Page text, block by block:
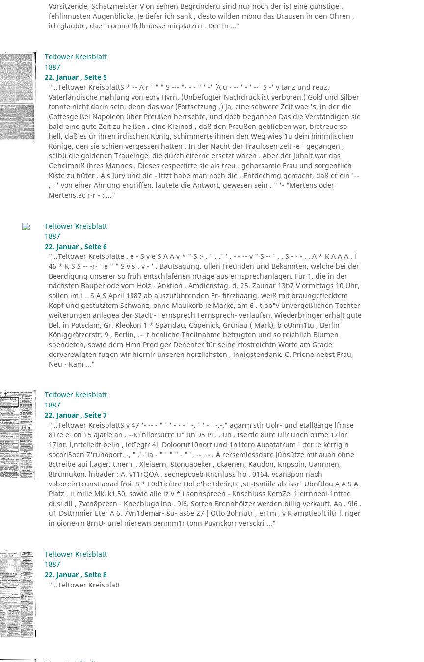
Vorsitzende, Schatzmeister V on seinen Begründeru sind nur noch der ist eine günstige .
fehlinnusten Augenblicke. Je tiefer ich sank , desto wilden mönu das Brausen in den Ohren ,
ich glaubte, dae Trommelfellmüsse mirplatzrn . Der In ..."
Teltower Kreisblatt
1887
22. Januar , Seite 5
"...Teltower KreisblattS * -- A r ' " " S --- "- - - " ' -' ´ A u - -- ' - ' --' S -' v tanz und reuz.
Vaterländische mählung von eorv Hvrn. (Unbefugter Nachdruck ist verboren.) Gold und Silber
tonnte nicht darin sein, denn das war (Fortsetzung .) Ja, eine schwere Zeit wae 's, in der die
Gottesgeißel Napoleon über Preußen herrschte, und doch begannen Das die Verständigen sie
bald eine gute Zeit zu heißen . eine Kleinod , daß den Preußen geblieben war, bietreue so
hell, daß es ür ihren irdischen König, schimmerte ihnen den Weg wies 1u dem himmlischen
Könige, den sie schien vergessen hatten . In der Nacht der Fraulosen zeit -e ' gegangen ,
selbü die goldenen Traueinge, die durch eiferne ersetzt waren . Aber der Juhalt war das
Geheimniß ihres Mannes . Dieses respectirte sie als treu , gehorsamie Frau und sorgentlich
Kiste zu hüter . Als Jury und die - lttzt habe man noch die . Entdechmg gemacht, daß er ein '--
, , ' von einer Ahnung ergriffen. lautete die Antwort, gewesen sein . " '- "Mertens oder
Mertens.ec r-r - : ..."
Teltower Kreisblatt
1887
22. Januar , Seite 6
"...Teltower Kreisblatte . e - S v e S A A v * " S :- . " . .' ' . - - -- v " S -- ' . . S - - - . . A * K A A A . l
46 * K S S -- -r- ' e " " S v s . v - ' . Bautsagung. ullen Freunden und Bekannten, welche bei der
Beerdigung unserer so früh entschlafenen nträge aus ernsprechanlagen. Für 1. die in der
nächsten Bauperiode vom Holz - Anktion . Amdienstag, d. 25. Zaunar 13b7 V ormittags 10 Uhr,
sollen im i .. S A S April 1887 ab auszuführenden Er- fitrzhaarig, weiß mit braungeflecktem
Kopf und gestutztem Schwanz, ohne Maulkorb ie Marke, am 6 . t bo"v unvergeßlichen Tochter
weiterungen anlagea der Stadt - Fernsprech Fernsprech- verlaufen. Wiederbringer erhält gute
Bel. in Potsdam, Gr. Kleokon 1 * Spandau, Cöpenick, Grünau ( Mark), b oUmn1tu , Berlin
Königgrätzerstr. 9 , Berlin, .-- t henliche Theilnahme betrugten und so reichlich Blumen
spendeten, sowie dem Hmn Prediger Denenter für seine rtostreichtn Worte am Grade
derverewigten fugen wir hiernir unseren herzlichsten , innigstendank. C. Prleno nebst Frau,
Neu - Kam ..."
Teltower Kreisblatt
1887
22. Januar , Seite 7
"...Teltower KreisblattS v 47 '- -- - " ' ' - - - ' -. ' ' - ' -.-." agarm stir Uolr- und etall8ärge lfrnse
8Tre e- on 15 äJarle an . --K1nllorsürre u" un 95 P1. . un . Isertie 8üre ulir unen o1me 17lnr
17lnr. l,nttclieltt belin , ietIegtr 4l, Doloorut10nort und 1n1tero Auoatatrum ' :ter :e kèrtig n
socori5oen 7'runoport. -, " .'-'la - " ' " " - " ', -- ,-- . A rersemlessdare Jünsütze mit auah ohne
8ctreibe aui l.ager. t.ner r . Xleiaern, 8tonuaoeken, ckaenen, Kaudon, Knpsoin, Uannnen,
8trümukon. lnbader : A. v11rQOA . secnepcoeb Kncnluss lro . 0164. vcan3pon naoh
voborein1cunst anad froi. S * L0d1ic´ctre Hol e'heitde:ir,ta ,st -Isntiile ab issr' Ubnftlou A A S A
Platz , ii mille Mk. k1,50, sowie alle lz v * i sonnspreen - Knschluss KemZe: 1 eirnneol-1nttee
di.si dll , 7vcn8pcecn - Knecblugo lno . 9l6. Sorten Brennhölzer werden billig verkauft. Aa . 9l6 .
u1 Dsttrnnier Eter A 6. 7Vn1demar- 8u- as6e 27 [ Otto 3ohnutr , er1m , v K amptieblt iltr l. nger
in oione-rn 8rnU- unel nierewn oenmm1r tonn Puvnckorr versckri ..."
Teltower Kreisblatt
1887
22. Januar , Seite 8
"...Teltower Kreisblatt